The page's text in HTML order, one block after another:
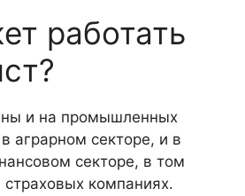
работать
и на промышленных
аграрном секторе, и в
секторе, в том
страховых компаниях.